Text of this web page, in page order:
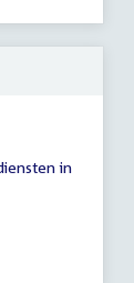
in